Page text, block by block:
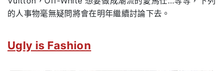
的人事物毫無疑問將會在明年繼續討論下去。
Ugly is Fashion